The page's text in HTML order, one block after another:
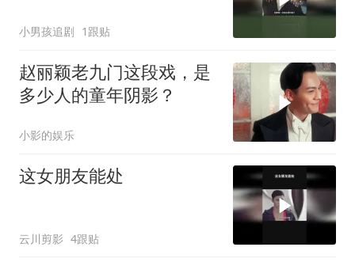
小男孩追剧 1跟贴
赵丽颖老九门这段戏，是
多少人的童年阴影？
小影的娱乐
这女朋友能处
云川剪影 4跟贴